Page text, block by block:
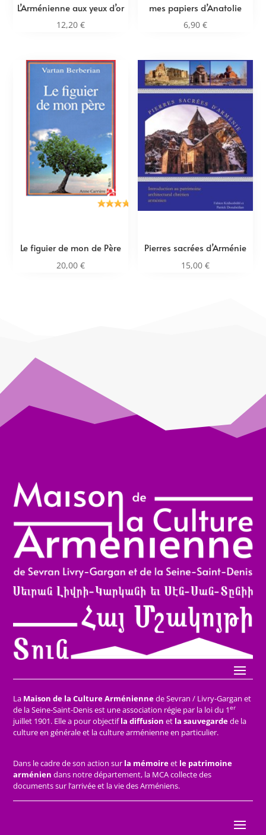
L’Arménienne aux yeux d’or
12,20€
mes papiers d’Anatolie
6,90 €
Le figuier de mon de Père
20,00€
Pierres sacrées d’Arménie
15,00 €
La Maison de la Culture Arméniennede Sevran / Livry-Gargan et
de la Seine-Saint-Denis est une association régie par la loi du 1er
juillet 1901. Elle a pour objectifla diffusion et la sauvegardede la
culture en générale et la culture arménienne en particulier.
Dans le cadre de son action sur la mémoireet le patrimoine
arménien dans notre département, la MCA collecte des
documents sur l’arrivée et la vie des Arméniens.